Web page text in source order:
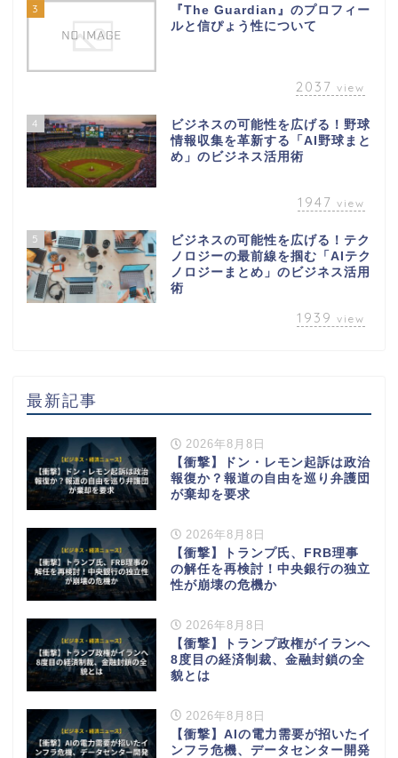
3
『The Guardian』のプロフィー
ルと信ぴょう性について
2037 view
4
ビジネスの可能性を広げる！野球
情報収集を革新する「AI野球まと
め」のビジネス活用術
1947 view
5
ビジネスの可能性を広げる！テク
ノロジーの最前線を掴む「AIテク
ノロジーまとめ」のビジネス活用
術
1939 view
最新記事
2026年8月8日
【衝撃】ドン・レモン起訴は政治
報復か？報道の自由を巡り弁護団
が棄却を要求
2026年8月8日
【衝撃】トランプ氏、FRB理事
の解任を再検討！中央銀行の独立
性が崩壊の危機か
2026年8月8日
【衝撃】トランプ政権がイランへ
8度目の経済制裁、金融封鎖の全
貌とは
2026年8月8日
【衝撃】AIの電力需要が招いたイ
ンフラ危機、データセンター開発